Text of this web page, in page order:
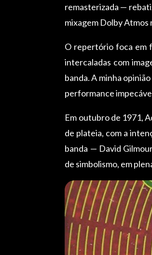
remasterizada —
mixagem Dolby Atmos
O repertório foca em
intercaladas com
banda. A minha
performance
Em outubro de 1971,
de plateia, com a
banda — David
de simbolismo, em